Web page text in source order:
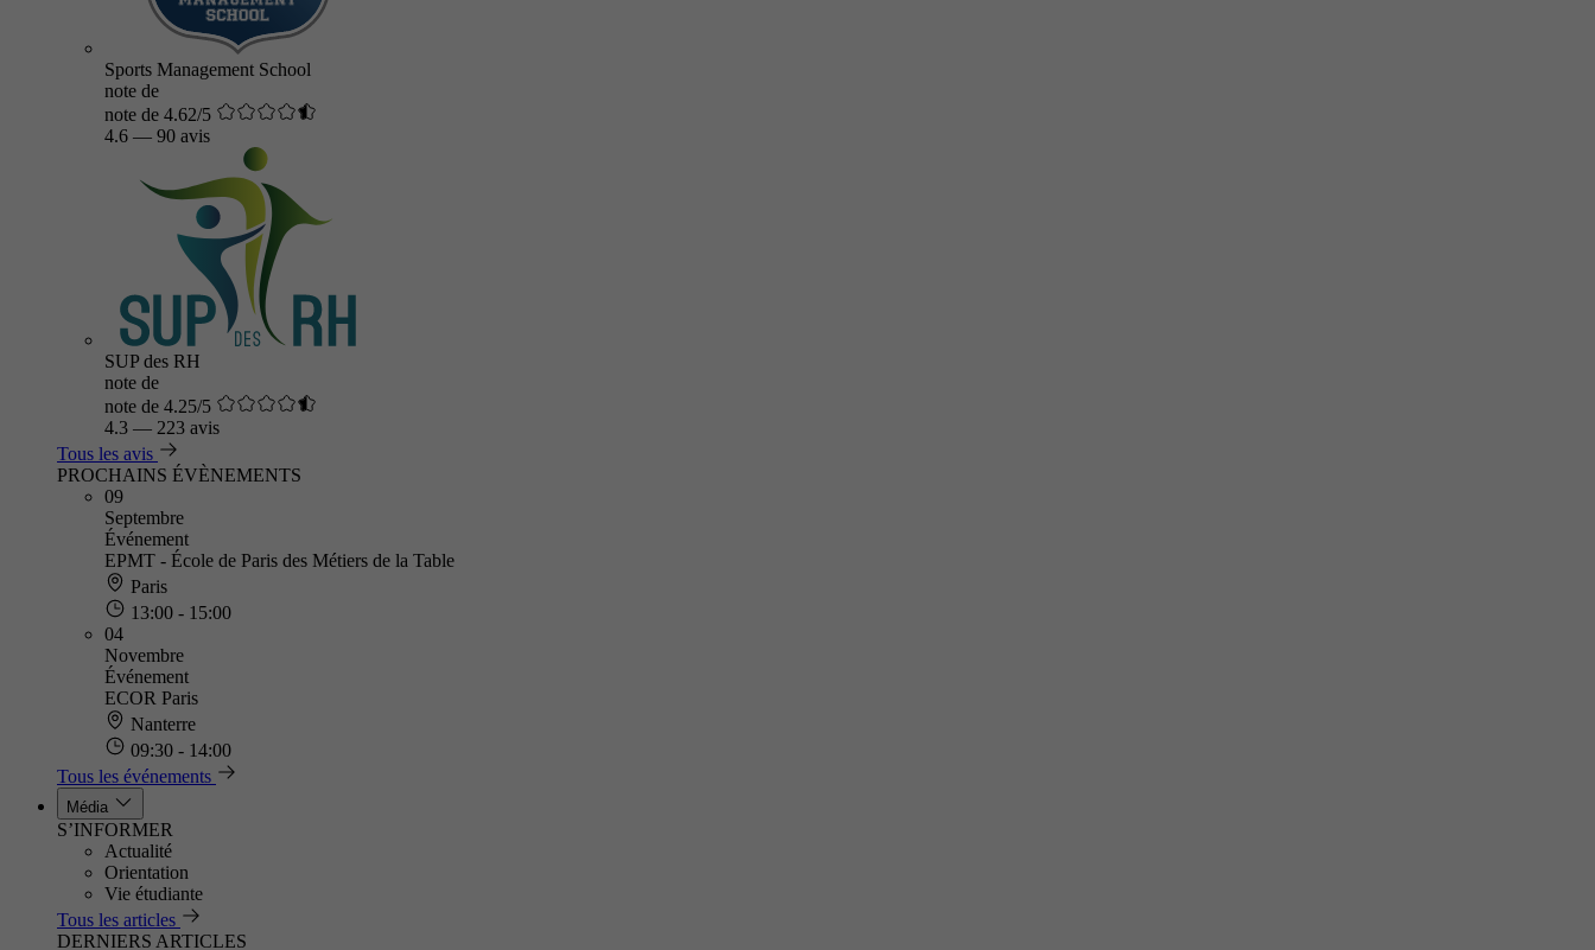
Sports Management School
note de
note de 4.62/5
4.6 — 90 avis
SUP des RH
note de
note de 4.25/5
4.3 — 223 avis
Tous les avis
PROCHAINS ÉVÈNEMENTS
09
Septembre
Événement
EPMT - École de Paris des Métiers de la Table
Paris
13:00 - 15:00
04
Novembre
Événement
ECOR Paris
Nanterre
09:30 - 14:00
Tous les événements
Média
S’INFORMER
Actualité
Orientation
Vie étudiante
Tous les articles
DERNIERS ARTICLES